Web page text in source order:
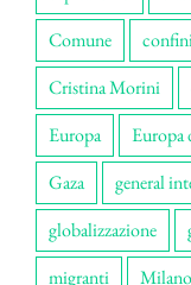
Comune
Cristina Morini
Europa
Europa
Gaza
general
globalizzazione
migranti
Milano